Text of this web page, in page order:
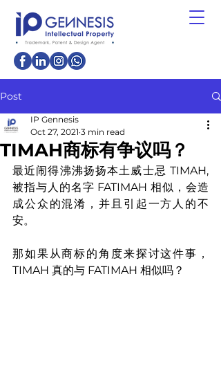
Post
TIMAH商标有争议吗？
IP Gennesis
Oct 27, 2021 3 min read
最近闹得沸沸扬扬本土威士忌 TIMAH,
被指与人的名字 FATIMAH 相似，会造
成公众的混淆，并且引起一方人的不
安。
那如果从商标的角度来探讨这件事，
TIMAH 真的与 FATIMAH 相似吗？